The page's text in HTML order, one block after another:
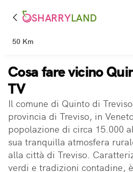
SHARRYLAND
50 Km
Cosa fare vicino
TV
Il comune di Quinto di
provincia di Treviso, in
popolazione di circa 15.000
sua tranquilla atmosfera
alla città di Treviso.
verdi e tradizioni contadine,